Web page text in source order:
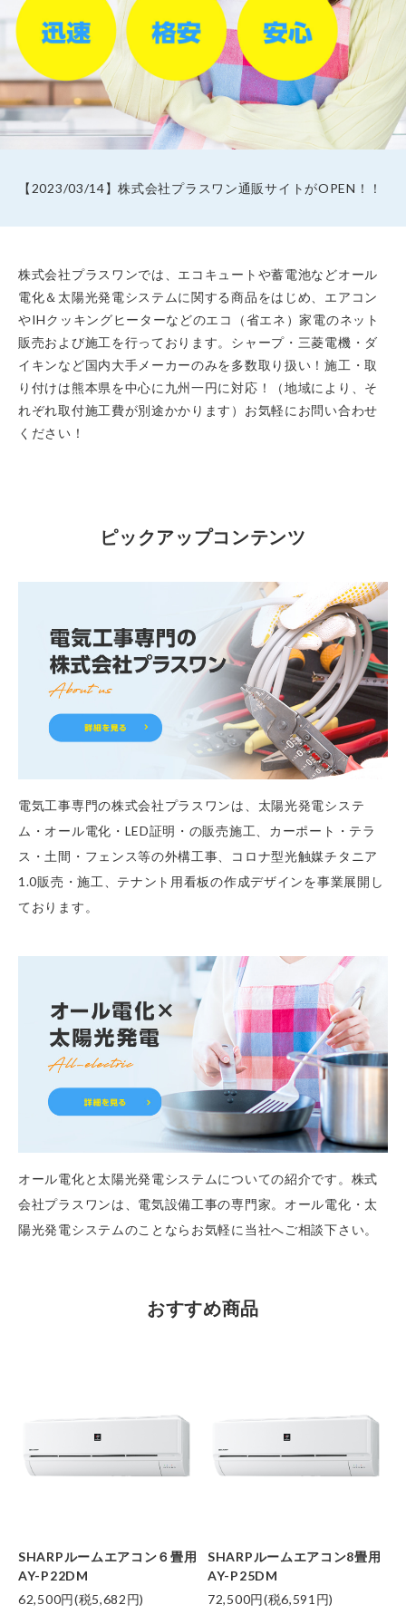
【2023/03/14】株式会社プラスワン通販サイトがOPEN！！
株式会社プラスワンでは、エコキュートや蓄電池などオール
電化＆太陽光発電システムに関する商品をはじめ、エアコン
やIHクッキングヒーターなどのエコ（省エネ）家電のネット
販売および施工を行っております。シャープ・三菱電機・ダ
イキンなど国内大手メーカーのみを多数取り扱い！施工・取
り付けは熊本県を中心に九州一円に対応！（地域により、そ
れぞれ取付施工費が別途かかります）お気軽にお問い合わせ
ください！
ピックアップコンテンツ
電気工事専門の株式会社プラスワンは、太陽光発電システ
ム・オール電化・LED証明・の販売施工、カーポート・テラ
ス・土間・フェンス等の外構工事、コロナ型光触媒チタニア
1.0販売・施工、テナント用看板の作成デザインを事業展開し
ております。
オール電化と太陽光発電システムについての紹介です。株式
会社プラスワンは、電気設備工事の専門家。オール電化・太
陽光発電システムのことならお気軽に当社へご相談下さい。
おすすめ商品
SHARPルームエアコン６畳用
AY-P22DM
62,500円(税5,682円)
SHARPルームエアコン8畳用
AY-P25DM
72,500円(税6,591円)